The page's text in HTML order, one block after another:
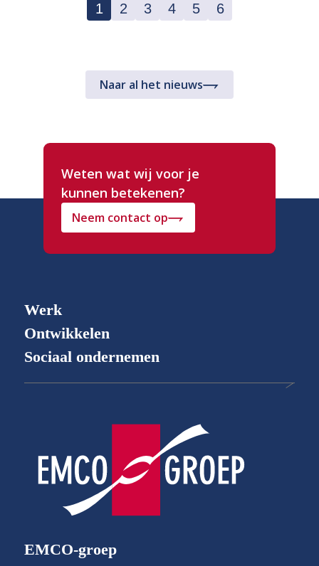
1 2 3 4 5 6
Naar al het nieuws
Weten wat wij voor je
kunnen betekenen?
Neem contact op
Werk
Ontwikkelen
Sociaal ondernemen
EMCO-groep